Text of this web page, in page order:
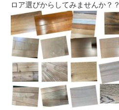
ロア選びからしてみませんか？？